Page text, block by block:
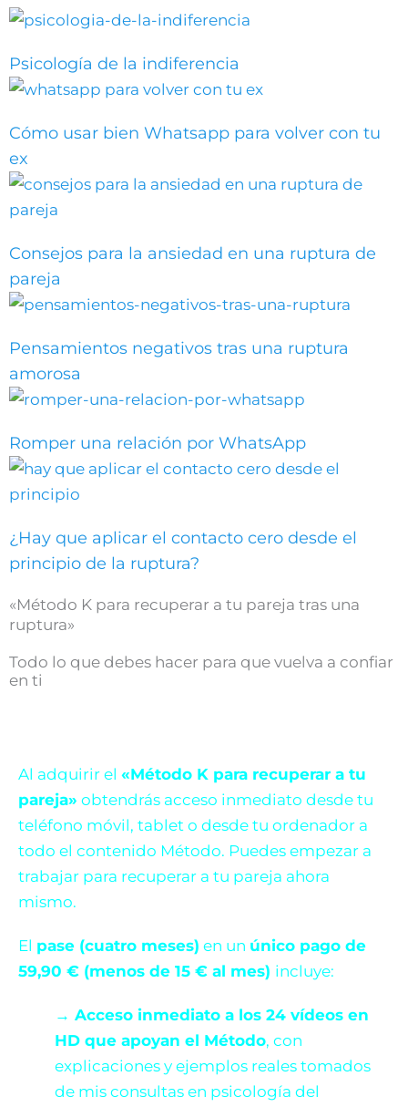
Psicología de la indiferencia
Cómo usar bien Whatsapp para volver con tu
ex
Consejos para la ansiedad en una ruptura de
pareja
Pensamientos negativos tras una ruptura
amorosa
Romper una relación por WhatsApp
¿Hay que aplicar el contacto cero desde el
principio de la ruptura?
«Método K para recuperar a tu pareja tras una
ruptura»
Todo lo que debes hacer para que vuelva a confiar
en ti
Al adquirir el «Método K para recuperar a tu
pareja» obtendrás acceso inmediato desde tu
teléfono móvil, tablet o desde tu ordenador a
todo el contenido Método. Puedes empezar a
trabajar para recuperar a tu pareja ahora
mismo.
El pase (cuatro meses) en un único pago de
59,90 € (menos de 15 € al mes) incluye:
→ Acceso inmediato a los 24 vídeos en
HD que apoyan el Método, con
explicaciones y ejemplos reales tomados
de mis consultas en psicología del